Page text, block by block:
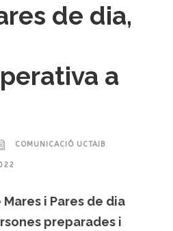
de dia,
a
COMUNICACIÓ UCTAIB
i Pares de dia
preparades i